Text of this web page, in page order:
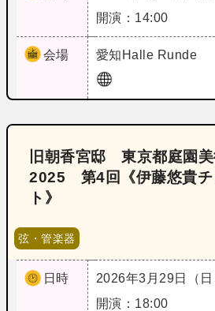
開演：14:00
会場 愛知 Halle Runde
旧朝香宮邸 東京都庭園
2025 第4回《伊藤悠貴チ
ト》
弦・管楽器
日時
2026年3月29日（日
開演：18:00